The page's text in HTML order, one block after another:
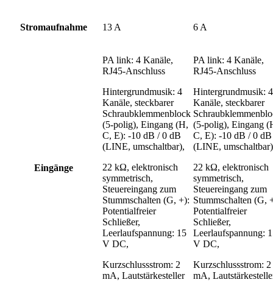
Stromaufnahme 13 A 6 A
Eingänge
PA link: 4 Kanäle,
RJ45-Anschluss
Hintergrundmusik: 4
Kanäle, steckbarer
Schraubklemmenblock
(5-polig), Eingang (H,
C, E): -10 dB / 0 dB
(LINE, umschaltbar),
22 kΩ, elektronisch
symmetrisch,
Steuereingang zum
Stummschalten (G, +):
Potentialfreier
Schließer,
Leerlaufspannung: 15
V DC,
Kurzschlussstrom: 2
mA, Lautstärkesteller
PA link: 4 Kanäle,
RJ45-Anschluss
Hintergrundmusik: 4
Kanäle, steckbarer
(5-polig), Eingang
C, E): -10 dB / 0 dB
(LINE,
22 kΩ, elektronisch
symmetrisch,
Steuereingang zum
Stummschalten (G,
Potentialfreier
Schließer,
Leerlaufspannung:
V DC,
Kurzschlussstrom: 2
mA,